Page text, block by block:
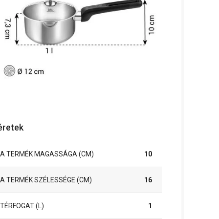
A TERMÉK MAGASSÁGA (CM) 10
A TERMÉK SZÉLESSÉGE (CM) 16
TÉRFOGAT (L) 1